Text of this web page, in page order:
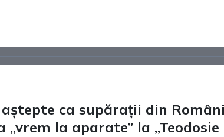
ca supărații din
la aparate” la